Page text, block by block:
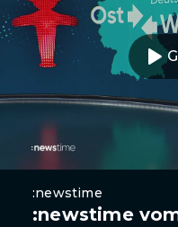
:newstime
:newstime